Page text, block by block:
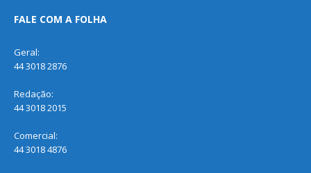
FALE COM A FOLHA
Geral:
44 3018 2876
Redação:
44 3018 2015
Comercial:
44 3018 4876